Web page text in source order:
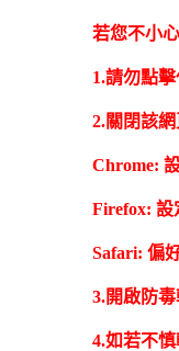
若您不小
1.請勿點
2.關閉該
Chrome:
Firefox: 設
Safari: 偏
3.開啟防
4.如若不